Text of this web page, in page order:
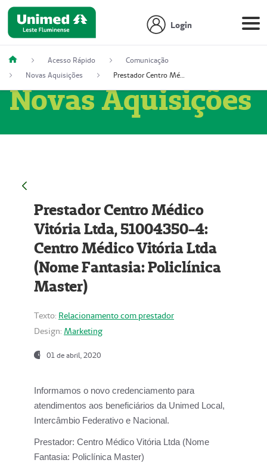
Login
Acesso Rápido
Comunicação
Novas Aquisições
Prestador Centro Médico Vitória Ltda, 51004350-4: Centro Médico Vitória Ltda (Nome Fantasia: Policlínica Master)
Novas Aquisições
Prestador Centro Médico
Vitória Ltda, 51004350-4:
Centro Médico Vitória Ltda
(Nome Fantasia: Policlínica
Master)
Texto: Relacionamento com prestador
Design: Marketing
01 de abril, 2020
Informamos o novo credenciamento para
atendimentos aos beneficiários da Unimed Local,
Intercâmbio Federativo e Nacional.
Prestador: Centro Médico Vitória Ltda (Nome
Fantasia: Policlínica Master)